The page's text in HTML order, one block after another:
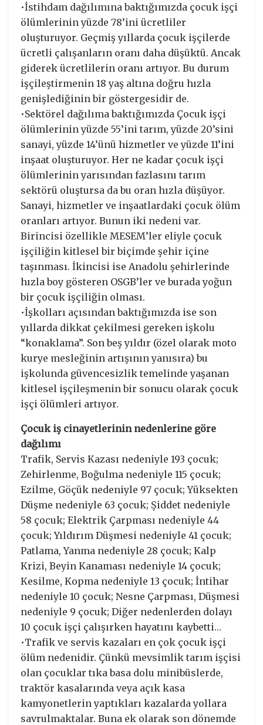
•İstihdam dağılımına baktığımızda çocuk işçi
ölümlerinin yüzde 78’ini ücretliler
oluşturuyor. Geçmiş yıllarda çocuk işçilerde
ücretli çalışanların oranı daha düşüktü. Ancak
giderek ücretlilerin oranı artıyor. Bu durum
işçileştirmenin 18 yaş altına doğru hızla
genişlediğinin bir göstergesidir de.
•Sektörel dağılıma baktığımızda Çocuk işçi
ölümlerinin yüzde 55’ini tarım, yüzde 20’sini
sanayi, yüzde 14’ünü hizmetler ve yüzde 11’ini
inşaat oluşturuyor. Her ne kadar çocuk işçi
ölümlerinin yarısından fazlasını tarım
sektörü oluştursa da bu oran hızla düşüyor.
Sanayi, hizmetler ve inşaatlardaki çocuk ölüm
oranları artıyor. Bunun iki nedeni var.
Birincisi özellikle MESEM’ler eliyle çocuk
işçiliğin kitlesel bir biçimde şehir içine
taşınması. İkincisi ise Anadolu şehirlerinde
hızla boy gösteren OSGB’ler ve burada yoğun
bir çocuk işçiliğin olması.
•İşkolları açısından baktığımızda ise son
yıllarda dikkat çekilmesi gereken işkolu
“konaklama”. Son beş yıldır (özel olarak moto
kurye mesleğinin artışının yanısıra) bu
işkolunda güvencesizlik temelinde yaşanan
kitlesel işçileşmenin bir sonucu olarak çocuk
işçi ölümleri artıyor.
Çocuk iş cinayetlerinin nedenlerine göre
dağılımı
Trafik, Servis Kazası nedeniyle 193 çocuk;
Zehirlenme, Boğulma nedeniyle 115 çocuk;
Ezilme, Göçük nedeniyle 97 çocuk; Yüksekten
Düşme nedeniyle 63 çocuk; Şiddet nedeniyle
58 çocuk; Elektrik Çarpması nedeniyle 44
çocuk; Yıldırım Düşmesi nedeniyle 41 çocuk;
Patlama, Yanma nedeniyle 28 çocuk; Kalp
Krizi, Beyin Kanaması nedeniyle 14 çocuk;
Kesilme, Kopma nedeniyle 13 çocuk; İntihar
nedeniyle 10 çocuk; Nesne Çarpması, Düşmesi
nedeniyle 9 çocuk; Diğer nedenlerden dolayı
10 çocuk işçi çalışırken hayatını kaybetti…
•Trafik ve servis kazaları en çok çocuk işçi
ölüm nedenidir. Çünkü mevsimlik tarım işçisi
olan çocuklar tıka basa dolu minibüslerde,
traktör kasalarında veya açık kasa
kamyonetlerin yaptıkları kazalarda yollara
savrulmaktalar. Buna ek olarak son dönemde